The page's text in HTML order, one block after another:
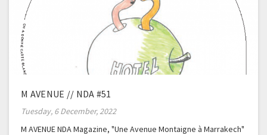
M AVENUE // NDA #51
Tuesday, 6 December, 2022
M AVENUE NDA Magazine, "Une Avenue Montaigne à Marrakech"